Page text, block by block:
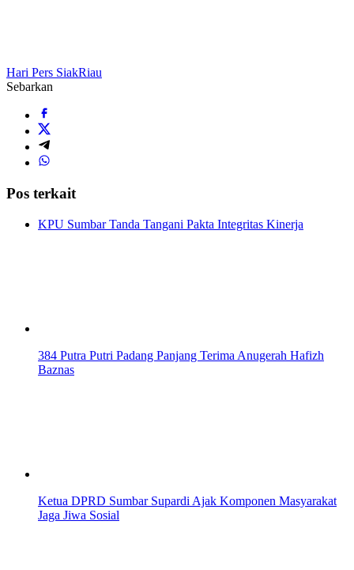
Hari Pers SiakRiau
Sebarkan
Pos terkait
KPU Sumbar Tanda Tangani Pakta Integritas Kinerja
384 Putra Putri Padang Panjang Terima Anugerah Hafizh
Baznas
Ketua DPRD Sumbar Supardi Ajak Komponen Masyarakat
Jaga Jiwa Sosial